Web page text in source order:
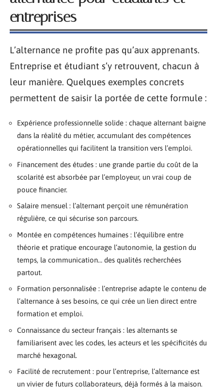
entreprises
L’alternance ne profite pas qu’aux apprenants.
Entreprise et étudiant s’y retrouvent, chacun à
leur manière. Quelques exemples concrets
permettent de saisir la portée de cette formule :
Expérience professionnelle solide : chaque alternant baigne
dans la réalité du métier, accumulant des compétences
opérationnelles qui facilitent la transition vers l’emploi.
Financement des études : une grande partie du coût de la
scolarité est absorbée par l’employeur, un vrai coup de
pouce financier.
Salaire mensuel : l’alternant perçoit une rémunération
régulière, ce qui sécurise son parcours.
Montée en compétences humaines : l’équilibre entre
théorie et pratique encourage l’autonomie, la gestion du
temps, la communication… des qualités recherchées
partout.
Formation personnalisée : l’entreprise adapte le contenu de
l’alternance à ses besoins, ce qui crée un lien direct entre
formation et emploi.
Connaissance du secteur français : les alternants se
familiarisent avec les codes, les acteurs et les spécificités du
marché hexagonal.
Facilité de recrutement : pour l’entreprise, l’alternance est
un vivier de futurs collaborateurs, déjà formés à la maison.